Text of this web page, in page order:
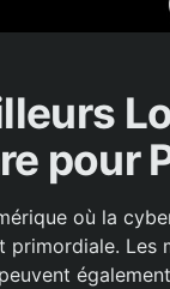
pour
où la
Les